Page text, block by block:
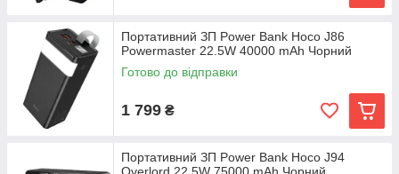
Портативний ЗП Power Bank Hoco J86
Powermaster 22.5W 40000 mAh Чорний
Готово до відправки
1 799 ₴
Портативний ЗП Power Bank Hoco J94
Overlord 22.5W 75000 mAh Чорний